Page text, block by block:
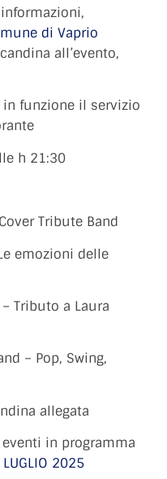
di Vaprio
all’evento,
funzione il servizio
h 21:30
Tribute Band
emozioni delle
Tributo a Laura
– Pop, Swing,
allegata
in programma
LUGLIO 2025